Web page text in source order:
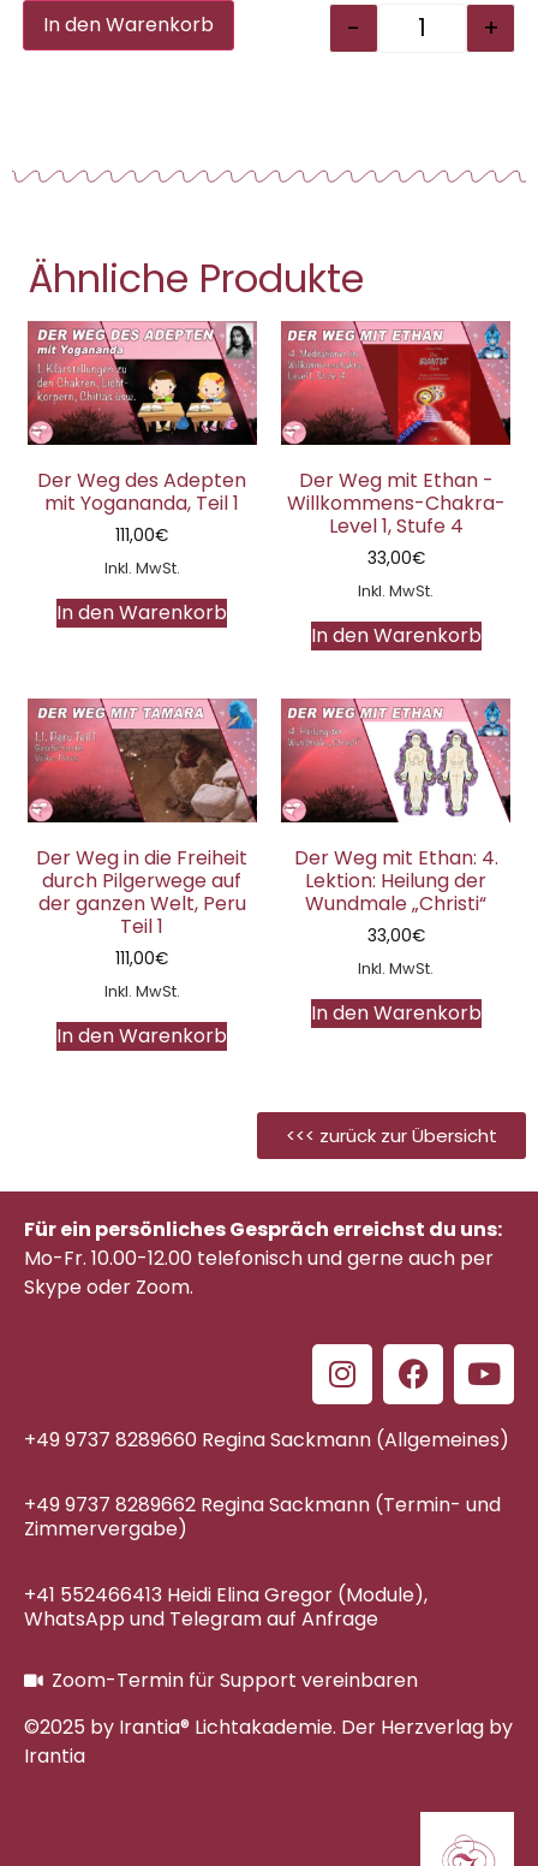
- +
In den Warenkorb Alternative:
Ähnliche Produkte
Der Weg des Adepten
mit Yogananda, Teil 1
111,00€
Inkl. MwSt.
In den Warenkorb
Der Weg mit Ethan -
Willkommens-Chakra-
Level 1, Stufe 4
33,00€
Inkl. MwSt.
In den Warenkorb
Der Weg in die Freiheit
durch Pilgerwege auf
der ganzen Welt, Peru
Teil 1
111,00€
Inkl. MwSt.
In den Warenkorb
Der Weg mit Ethan: 4.
Lektion: Heilung der
Wundmale „Christi“
33,00€
Inkl. MwSt.
In den Warenkorb
<<< zurück zur Übersicht
Für ein persönliches Gespräch erreichst du uns:
Mo-Fr. 10.00-12.00 telefonischund gerne auch per
Skype oder Zoom.
+49 9737 8289660 Regina Sackmann (Allgemeines)
+49 9737 8289662 Regina Sackmann (Termin- und
Zimmervergabe)
+41 552466413 Heidi Elina Gregor (Module),
WhatsApp und Telegram auf Anfrage
Zoom-Termin für Support vereinbaren
©2025 by Irantia® Lichtakademie. Der Herzverlag by
Irantia